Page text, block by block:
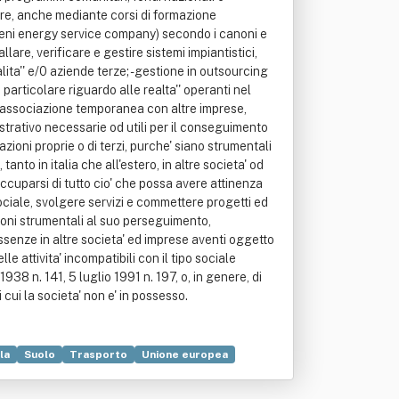
Suolo Trasporto Unione europea